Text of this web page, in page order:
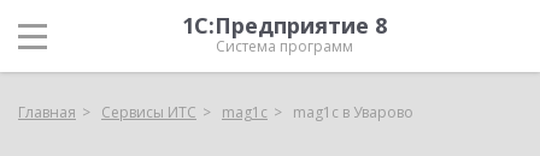
1С:Предприятие 8
Система программ
Главная Сервисы ИТС mag1c mag1c в Уварово